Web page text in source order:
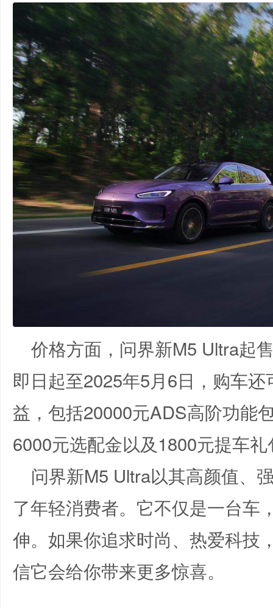
价格方面，问界新M5 Ultra起
即日起至2025年5月6日，购车
益，包括20000元ADS高阶功能
6000元选配金以及1800元提车
问界新M5 Ultra以其高颜值、
了年轻消费者。它不仅是一台车
伸。如果你追求时尚、热爱科技
信它会给你带来更多惊喜。